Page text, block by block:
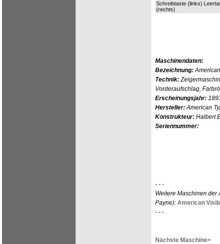
Schreibtaste (links)
(rechts)
Maschinendaten:
Bezeichnung:
Technik:
Vorderaufschlag,
Erscheinungsjahr:
Hersteller:American
Konstrukteur: Halbert
Seriennummer:
- - -
Weitere Maschinen der
Payne): American
- - -
Nächste Maschine>